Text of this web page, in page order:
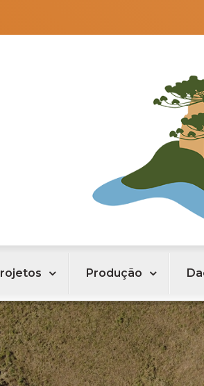
Produção